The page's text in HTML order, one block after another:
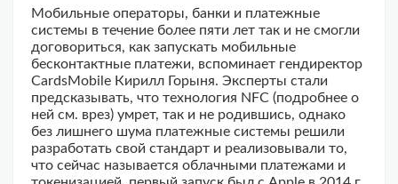
Мобильные операторы, банки и платежные
системы в течение более пяти лет так и не смогли
договориться, как запускать мобильные
бесконтактные платежи, вспоминает гендиректор
CardsMobile Кирилл Горыня. Эксперты стали
предсказывать, что технология NFC (подробнее о
ней см. врез) умрет, так и не родившись, однако
без лишнего шума платежные системы решили
разработать свой стандарт и реализовывали то,
что сейчас называется облачными платежами и